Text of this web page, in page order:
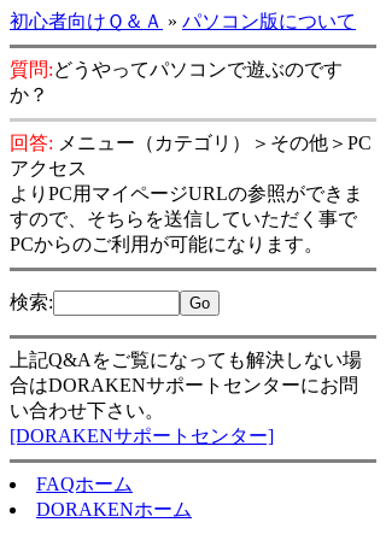
初心者向けＱ＆Ａ » パソコン版について
質問:どうやってパソコンで遊ぶのです
か？
回答: メニュー（カテゴリ）＞その他＞PC
アクセス
よりPC用マイページURLの参照ができま
すので、そちらを送信していただく事で
PCからのご利用が可能になります。
検索:
上記Q&Aをご覧になっても解決しない場
合はDORAKENサポートセンターにお問
い合わせ下さい。
[DORAKENサポートセンター]
FAQホーム
DORAKENホーム